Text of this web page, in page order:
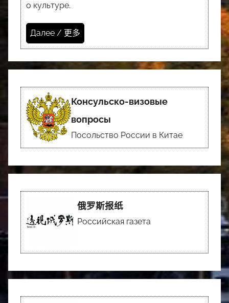
о культуре.
Далее / 更多
Консульско-визовые
вопросы
Посольство России в Китае
俄罗斯报纸
Российская газета